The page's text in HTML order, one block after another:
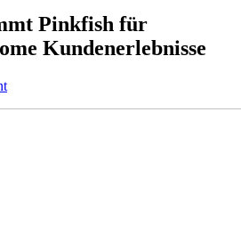
Pinkfish für
Kundenerlebnisse